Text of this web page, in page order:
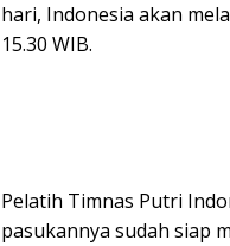
hari, Indonesia akan
15.30 WIB.
Pelatih Timnas Putri
pasukannya sudah siap